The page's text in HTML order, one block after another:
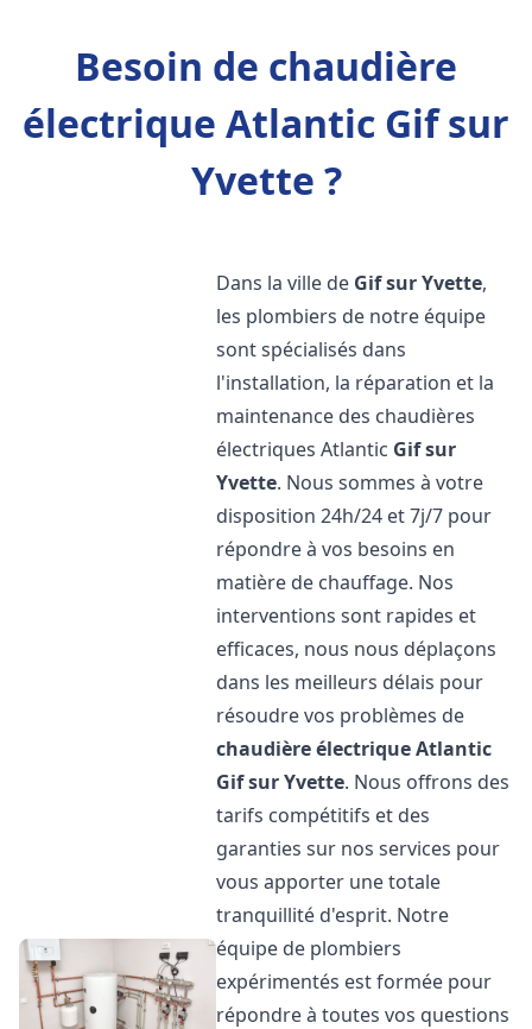
Besoin de chaudière
électrique Atlantic Gif sur
Yvette ?
Dans la ville de Gif sur Yvette,
les plombiers de notre équipe
sont spécialisés dans
l'installation, la réparation et la
maintenance des chaudières
électriques Atlantic Gif sur
Yvette. Nous sommes à votre
disposition 24h/24 et 7j/7 pour
répondre à vos besoins en
matière de chauffage. Nos
interventions sont rapides et
efficaces, nous nous déplaçons
dans les meilleurs délais pour
résoudre vos problèmes de
chaudière électrique Atlantic
Gif sur Yvette. Nous offrons des
tarifs compétitifs et des
garanties sur nos services pour
vous apporter une totale
tranquillité d'esprit. Notre
équipe de plombiers
expérimentés est formée pour
répondre à toutes vos questions